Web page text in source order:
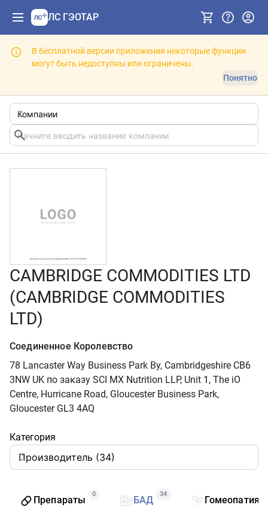
ЛС ГЭОТАР
В бесплатной версии приложения некоторые функции
могут быть недоступны или ограничены.
Понятно
CAMBRIDGE COMMODITIES LTD
(CAMBRIDGE COMMODITIES
LTD)
Соединенное Королевство
78 Lancaster Way Business Park By, Cambridgeshire CB6
3NW UK по заказу SCI MX Nutrition LLP, Unit 1, The iO
Centre, Hurricane Road, Gloucester Business Park,
Gloucester GL3 4AQ
Категория
Препараты
0
БАД
34
Гомеопатия